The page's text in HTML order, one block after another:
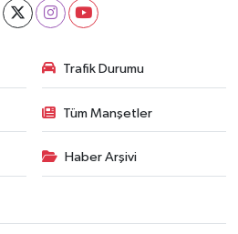
Trafik Durumu
Tüm Manşetler
Haber Arşivi